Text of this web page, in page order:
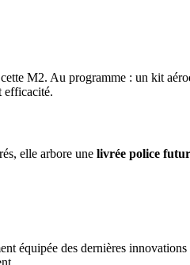
M2. Au programme : un kit
efficacité.
elle arbore une livrée police
des dernières